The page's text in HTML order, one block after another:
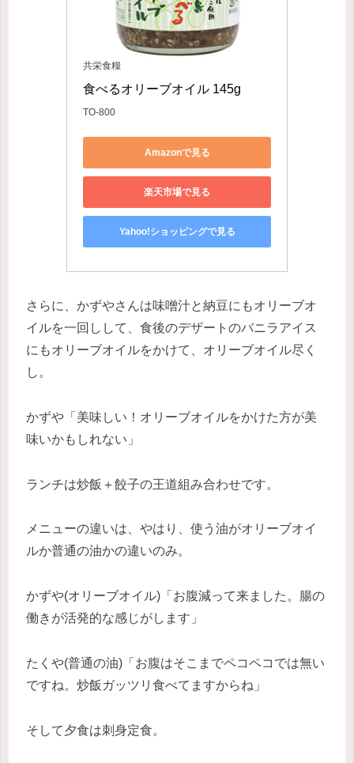
共栄食糧
食べるオリーブオイル 145g
TO-800
Amazonで見る
楽天市場で見る
Yahoo!ショッピングで見る
さらに、かずやさんは味噌汁と納豆にもオリーブオ
イルを一回しして、食後のデザートのバニラアイス
にもオリーブオイルをかけて、オリーブオイル尽く
し。
かずや「美味しい！オリーブオイルをかけた方が美
味いかもしれない」
ランチは炒飯＋餃子の王道組み合わせです。
メニューの違いは、やはり、使う油がオリーブオイ
ルか普通の油かの違いのみ。
かずや(オリーブオイル)「お腹減って来ました。腸の
働きが活発的な感じがします」
たくや(普通の油)「お腹はそこまでペコペコでは無い
ですね。炒飯ガッツリ食べてますからね」
そして夕食は刺身定食。